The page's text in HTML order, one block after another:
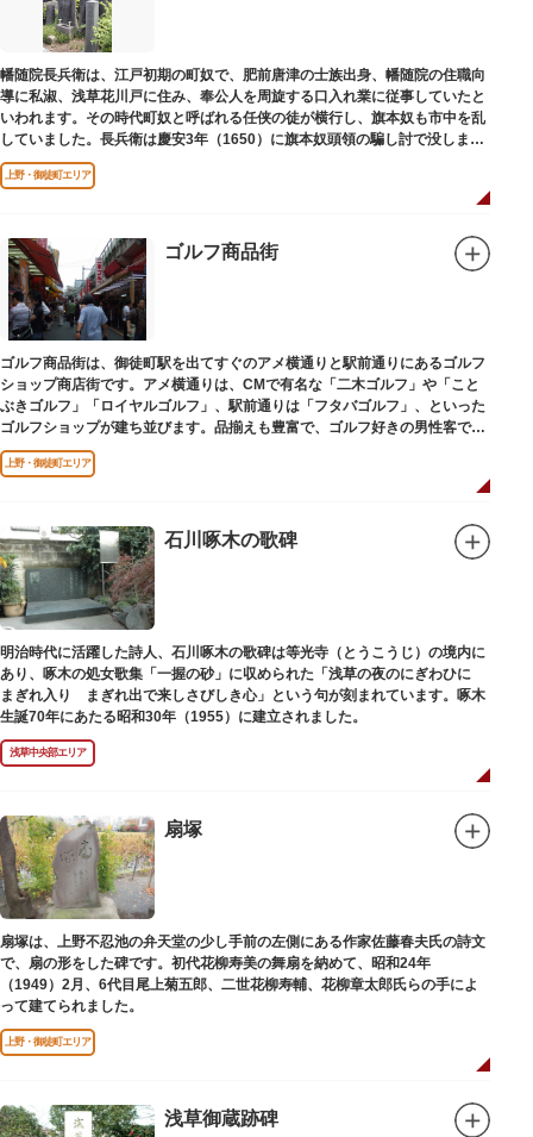
幡随院長兵衛は、江戸初期の町奴で、肥前唐津の士族出身、幡随院の住職向
導に私淑、浅草花川戸に住み、奉公人を周旋する口入れ業に従事していたと
いわれます。その時代町奴と呼ばれる任侠の徒が横行し、旗本奴も市中を乱
していました。長兵衛は慶安3年（1650）に旗本奴頭領の騙し討で没しまし
た。お墓は源空寺（げんくうじ）にあります。
上野・御徒町エリア
ゴルフ商品街
ゴルフ商品街は、御徒町駅を出てすぐのアメ横通りと駅前通りにあるゴルフ
ショップ商店街です。アメ横通りは、CMで有名な「二木ゴルフ」や「こと
ぶきゴルフ」「ロイヤルゴルフ」、駅前通りは「フタバゴルフ」、といった
ゴルフショップが建ち並びます。品揃えも豊富で、ゴルフ好きの男性客で賑
わっています。
上野・御徒町エリア
石川啄木の歌碑
明治時代に活躍した詩人、石川啄木の歌碑は等光寺（とうこうじ）の境内に
あり、啄木の処女歌集「一握の砂」に収められた「浅草の夜のにぎわひに
まぎれ入り まぎれ出で来しさびしき心」という句が刻まれています。啄木
生誕70年にあたる昭和30年（1955）に建立されました。
浅草中央部エリア
扇塚
扇塚は、上野不忍池の弁天堂の少し手前の左側にある作家佐藤春夫氏の詩文
で、扇の形をした碑です。初代花柳寿美の舞扇を納めて、昭和24年
（1949）2月、6代目尾上菊五郎、二世花柳寿輔、花柳章太郎氏らの手によ
って建てられました。
上野・御徒町エリア
浅草御蔵跡碑